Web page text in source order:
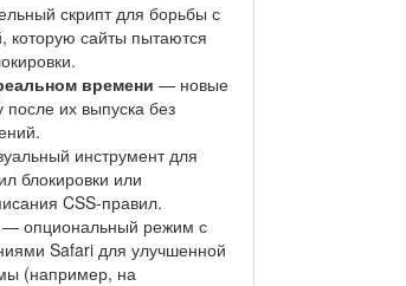
скрипт для борьбы с
которую сайты пытаются
времени — новые
их выпуска без
инструмент для
блокировки или
CSS-правил.
опциональный режим с
Safari для улучшенной
(например, на